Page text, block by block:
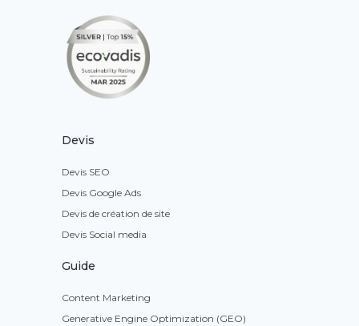
Devis
Devis SEO
Devis Google Ads
Devis de création de site
Devis Social media
Guide
Content Marketing
Generative Engine Optimization (GEO)